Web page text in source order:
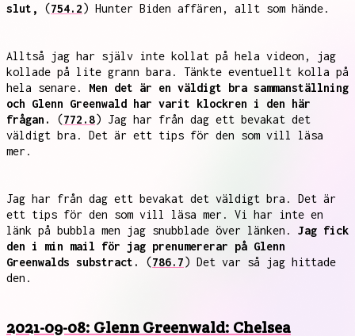
slut,
(754.2) Hunter Biden affären, allt som hände.
Alltså jag har själv inte kollat på hela videon, jag
kollade på lite grann bara. Tänkte eventuellt kolla på
hela senare. Men det är en väldigt bra sammanställning
och Glenn Greenwald har varit klockren i den här
frågan.
(772.8) Jag har från dag ett bevakat det
väldigt bra. Det är ett tips för den som vill läsa
mer.
Jag har från dag ett bevakat det väldigt bra. Det är
ett tips för den som vill läsa mer. Vi har inte en
länk på bubbla men jag snubblade över länken. Jag fick
den i min mail för jag prenumererar på Glenn
Greenwalds substract.
(786.7) Det var så jag hittade
den.
2021-09-08: Glenn Greenwald: Chelsea